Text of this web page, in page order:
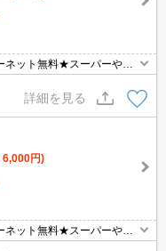
ット無料★スーパーや商
♪
詳細を見る
6,000円)
ット無料★スーパーや商
♪